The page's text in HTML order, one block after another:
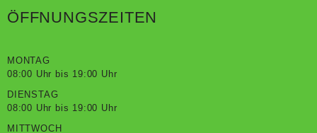
ÖFFNUNGSZEITEN
MONTAG
08:00 Uhr bis 19:00 Uhr
DIENSTAG
08:00 Uhr bis 19:00 Uhr
MITTWOCH